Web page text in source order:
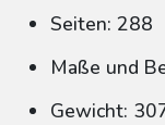
Seiten: 288
Maße und
Gewicht: